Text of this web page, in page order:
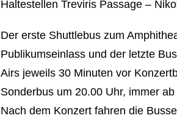
Haltestellen Treviris Passage –
Der erste Shuttlebus zum
Publikumseinlass und der letzte
Airs jeweils 30 Minuten vor
Sonderbus um 20.00 Uhr, immer
Nach dem Konzert fahren die